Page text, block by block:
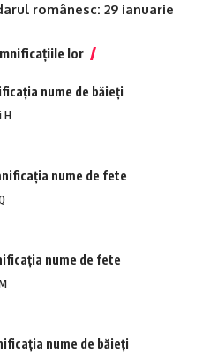
românesc: 29 ianuarie
lor
nume de băieți
H
nume de fete
nume de fete
nume de băieți